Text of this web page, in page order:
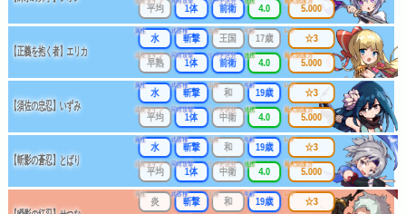
平均 1体 前衛 4.0 5.000
【正義を抱く者】エリカ
属性
水
武器種
斬撃
出身
王国
年齢
17歳
成長タイプ
早熟
同時攻撃
1体
リーチ区分
前衛
連携
4.0
レア
☆3
最大防護力
5.000
【須佐の忠忍】いずみ
属性
水
武器種
斬撃
出身
和
年齢
19歳
成長タイプ
平均
同時攻撃
1体
リーチ区分
中衛
連携
4.0
レア
☆3
最大防護力
5.000
【斬影の蒼忍】とばり
属性
水
武器種
斬撃
出身
和
年齢
19歳
成長タイプ
平均
同時攻撃
1体
リーチ区分
中衛
連携
4.0
レア
☆3
最大防護力
5.000
属性
炎
武器種
斬撃
出身
和
年齢
19歳
レア
☆3